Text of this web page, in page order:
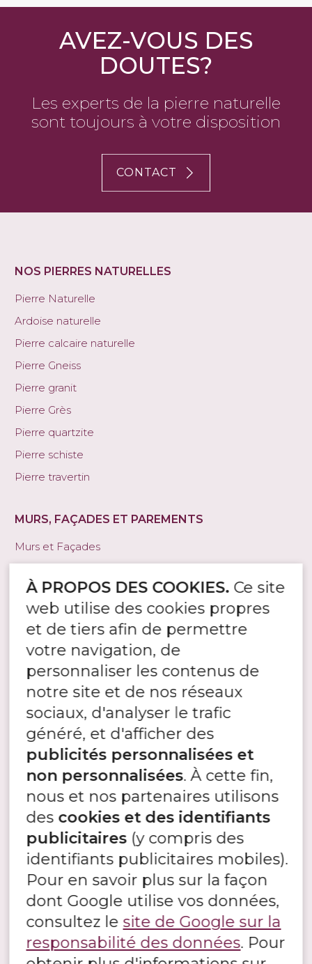
AVEZ-VOUS DES
DOUTES?
Les experts de la pierre naturelle
sont toujours à votre disposition
CONTACT
NOS PIERRES NATURELLES
Pierre Naturelle
Ardoise naturelle
Pierre calcaire naturelle
Pierre Gneiss
Pierre granit
Pierre Grès
Pierre quartzite
Pierre schiste
Pierre travertin
MURS, FAÇADES ET PAREMENTS
Murs et Façades
Parement en Granit
Parement en Ardoise
Parement en Pierre Calcaire
Bardage en pierre
AMÉNAGEMENT INTÉRIEUR EN PIERRE
Parement Pierre Intérieure
Pierre pour salle de bain
Cheminée en pierre
Mur pierre intérieur
Carrelage intérieur en pierre naturelle
AMÉNAGEMENT EXTÉRIEUR EN PIERRE
Terrasse en pierre naturelle
Dallage extérieur en pierre
Piscines
Margelle pour piscine en pierre naturelle
À PROPOS DES COOKIES. Ce site
web utilise des cookies propres
et de tiers afin de permettre
votre navigation, de
personnaliser les contenus de
notre site et de nos réseaux
sociaux, d'analyser le trafic
généré, et d'afficher des
publicités personnalisées et
non personnalisées. À cette fin,
nous et nos partenaires utilisons
des cookies et des identifiants
publicitaires (y compris des
identifiants publicitaires mobiles).
Pour en savoir plus sur la façon
dont Google utilise vos données,
consultez le site de Google sur la
responsabilité des données. Pour